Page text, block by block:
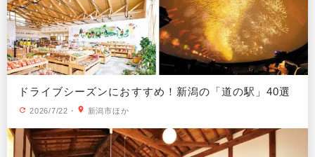
ドライブシーズンにおすすめ！新潟の「道の駅」40選
2026/7/22 ・ 新潟市ほか